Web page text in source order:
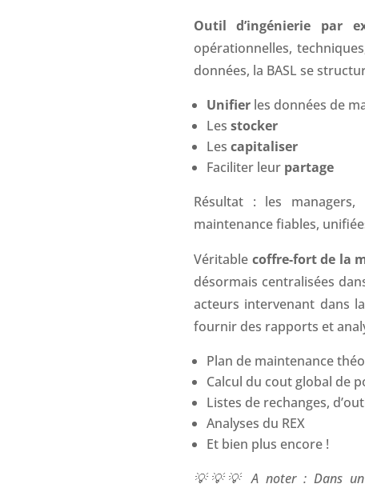
Outil d’ingénierie par
opérationnelles,
données, la BASL se
Unifierles données de
Les stocker
Les capitaliser
Faciliter leur partage
Résultat : les
maintenance fiables,
Véritable coffre-fort de la
désormais centralisées
acteurs intervenant dans
fournir des rapports et
Plan de maintenance
Calcul du cout global de
Listes de rechanges,
Analyses du REX
Et bien plus encore !
💡💡💡 A noter : Dans un